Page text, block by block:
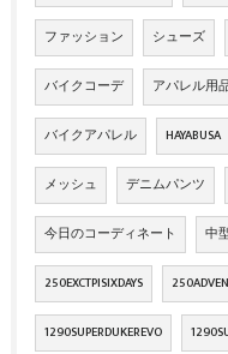
ファッション シューズ
バイクコーデ アパレル用
バイクアパレル HAYABUSA
メッシュ デニムパンツ
今日のコーディネート 中
250EXCTPISIXDAYS
1290SUPERDUKEREVO